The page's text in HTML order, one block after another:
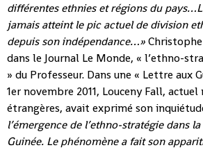
différentes ethnies et régions du
jamais atteint le pic actuel de division
depuis son indépendance…»
dans le Journal Le Monde, « l’ethno-
» du Professeur. Dans une « Lettre aux
1er novembre 2011, Louceny Fall,
étrangères, avait exprimé son
l’émergence de l’ethno-stratégie dans
Guinée. Le phénomène a fait son